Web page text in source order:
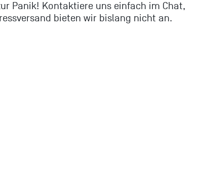
Panik! Kontaktiere uns einfach im Chat,
bieten wir bislang nicht an.